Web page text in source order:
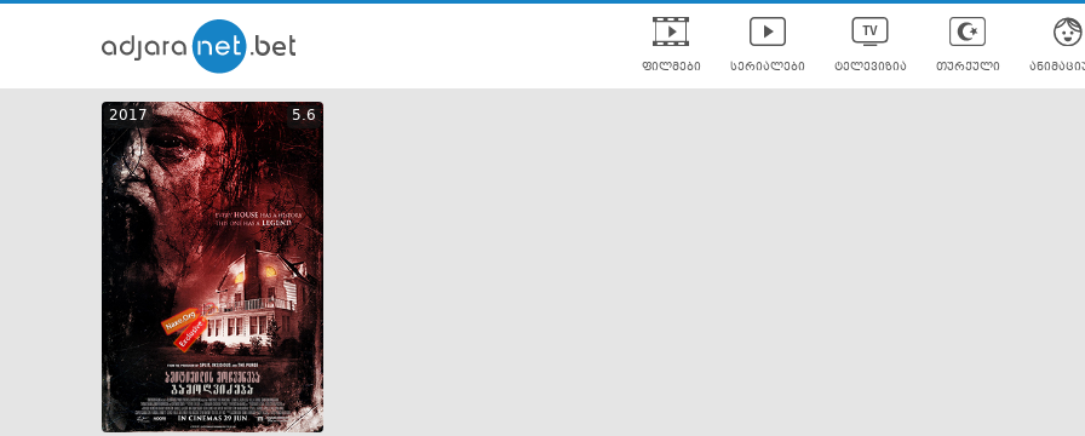
ფილმები სერიალები ტელევიზია თურქული
2017 5.6
GEO ENG RUS